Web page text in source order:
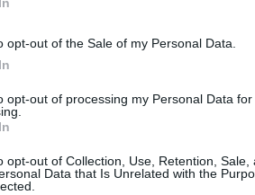
opt-out of the Sale of my Personal Data.
opt-out of processing my Personal Data for
opt-out of Collection, Use, Retention, Sale,
Data that Is Unrelated with the